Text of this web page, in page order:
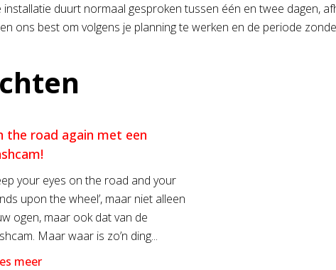
installatie duurt normaal gesproken tussen één en twee dagen,
ons best om volgens je planning te werken en de periode
the road again met een
your eyes on the road and your
upon the wheel’, maar niet alleen
ogen, maar ook dat van de
Maar waar is zo’n ding...
meer